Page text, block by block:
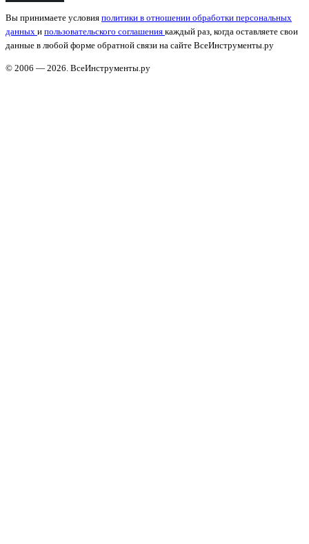
Вы принимаете условия политики в отношении обработки персональных
данных и пользовательского соглашения каждый раз, когда оставляете свои
данные в любой форме обратной связи на сайте ВсеИнструменты.ру
© 2006 — 2026. ВсеИнструменты.ру